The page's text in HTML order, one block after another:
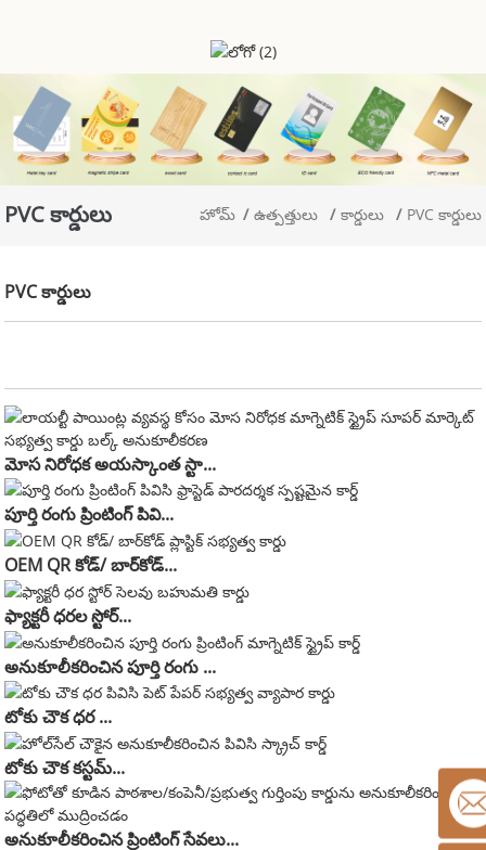
PVC కార్డులు హోమ్ ఉత్పత్తులు కార్డులు PVC కార్డులు
PVC కార్డులు
మోస నిరోధక అయస్కాంత స్టా...
పూర్తి రంగు ప్రింటింగ్ పివి...
OEM QR కోడ్/ బార్‌కోడ్...
ఫ్యాక్టరీ ధరల స్టోర్...
అనుకూలీకరించిన పూర్తి రంగు ...
టోకు చౌక ధర ...
టోకు చౌక కస్టమ్...
అనుకూలీకరించిన ప్రింటింగ్ సేవలు...